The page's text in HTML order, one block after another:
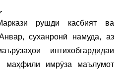
рушди касбият ва
суханронӣ намуда, аз
интихобгардидаи
маҳфили имрӯза маълумот